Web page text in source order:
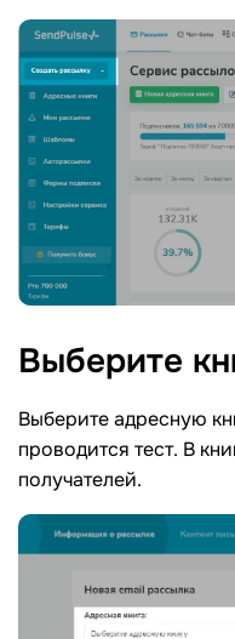
Выберите
Выберите адресную
проводится тест. В
получателей.